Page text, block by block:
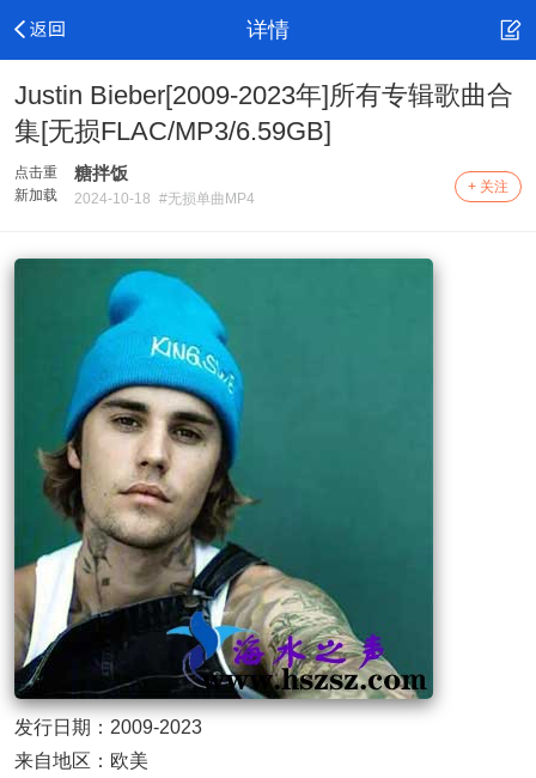
详情
Justin Bieber[2009-2023年]所有专辑歌曲合
集[无损FLAC/MP3/6.59GB]
点击重
新加载
糖拌饭
2024-10-18 #无损单曲MP4
+ 关注
发行日期：2009-2023
来自地区：欧美